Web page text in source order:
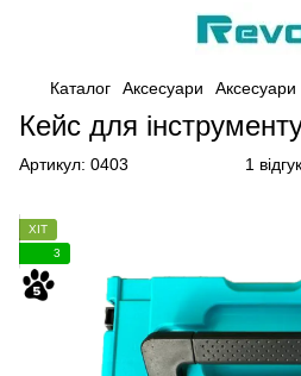
Каталог Аксесуари
Кейс для
Артикул: 0403 1 відгук
ХІТ
3